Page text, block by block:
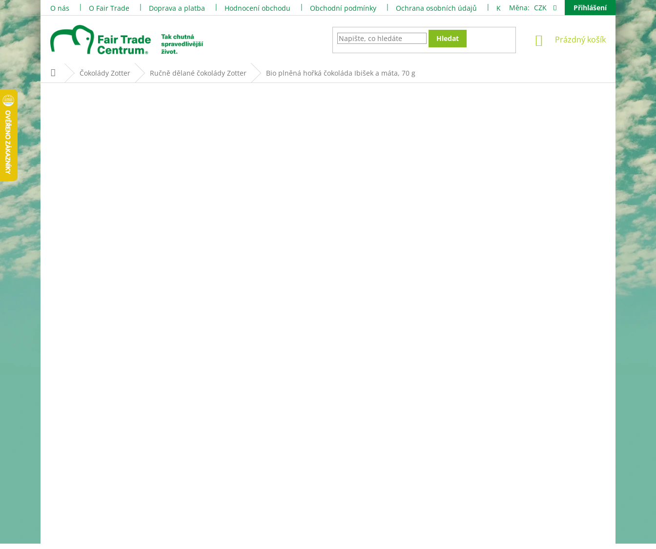
Přejít
na
obsah
O nás O Fair Trade Doprava a platba Hodnocení obchodu Obchodní podmínky Ochrana osobních údajů Kontakty
Měna: CZK Přihlášení
Hledat
NÁKUPNÍ
Prázdný košík
Domů Čokolády Zotter Ručně dělané čokolády Zotter Bio plněná hořká čokoláda Ibišek a máta, 70 g